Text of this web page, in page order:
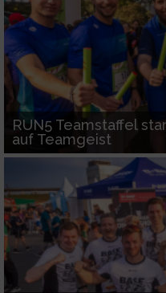
RUN5 Teamstaffel
auf Teamgeist